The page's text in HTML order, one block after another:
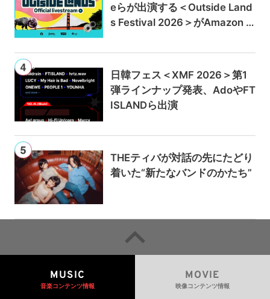
eらが出演する＜Outside Land
s Festival 2026＞がAmazon M
ブ配信
日韓フェス＜XMF 2026＞第1
弾ラインナップ発表、AdoやFT
ISLANDら出演
THEティバが対話の先にたどり
着いた“新たなバンドのかたち”
MUSIC
音楽コンテンツ情報
MOVIE
映像コンテンツ情報